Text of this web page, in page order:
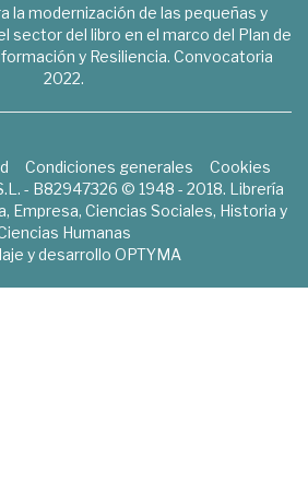
la modernización de las pequeñas y
sector del libro en el marco del Plan de
y Resiliencia. Convocatoria
2022.
Condiciones generales
Cookies
- B82947326 © 1948 - 2018. Librería
Empresa, Ciencias Sociales, Historia y
Humanas
y desarrollo OPTYMA